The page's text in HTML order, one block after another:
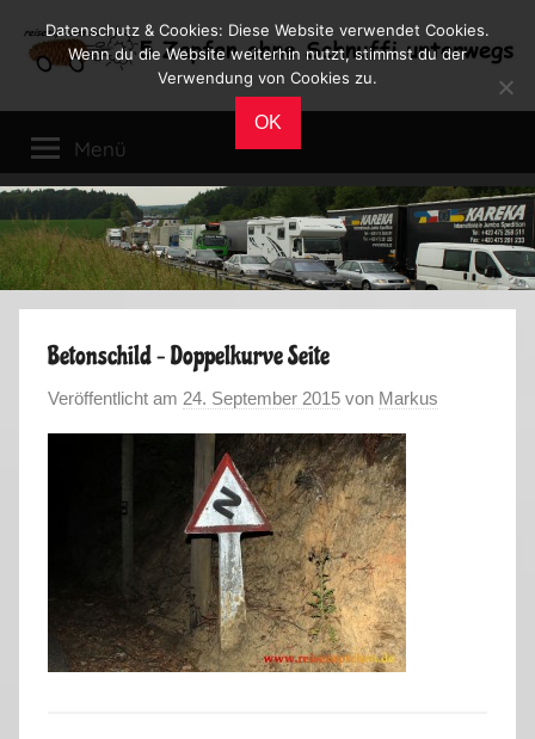
Inhalt
Reiseblog
Leben
im
Wohnmobil
Menü
Betonschild – Doppelkurve Seite
Veröffentlicht am 24. September 2015 von Markus
Datenschutz & Cookies: Diese Website verwendet Cookies.
Wenn du die Website weiterhin nutzt, stimmst du der
Verwendung von Cookies zu.
OK